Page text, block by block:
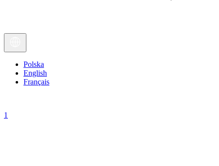
Polska
English
Français
1